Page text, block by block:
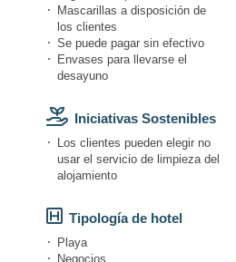
Mascarillas a disposición de
los clientes
Se puede pagar sin efectivo
Envases para llevarse el
desayuno
Iniciativas Sostenibles
Los clientes pueden elegir no
usar el servicio de limpieza del
alojamiento
Tipología de hotel
Playa
Negocios